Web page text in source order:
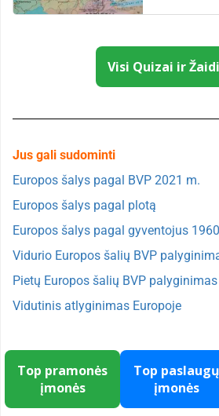
Visi Quizai ir
Jus gali sudominti
Europos šalys pagal BVP 2021 m.
Europos šalys pagal plotą
Europos šalys pagal gyventojus
Vidurio Europos šalių BVP
Pietų Europos šalių BVP palyginimas
Vidutinis atlyginimas Europoje
Top pramonės
įmonės
Top paslaugų
įmonės